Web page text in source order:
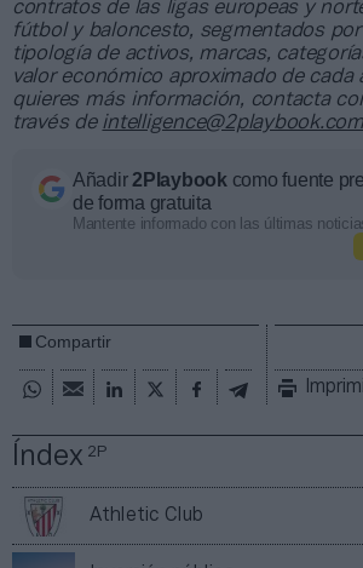
Índex2P
Athletic Club
contratos de las ligas europeas y
fútbol y baloncesto, segmentados
tipología de activos, marcas,
valor económico aproximado de cada
quieres más información, contacta
través de intelligence@2playbook.com
Añadir2Playbook como fuente
de forma gratuita
Mantente informado con las últimas
Compartir